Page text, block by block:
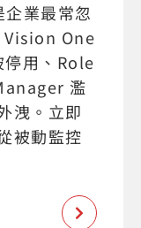
業最常忽
Vision One
用、Role
濫
洩。立即
被動監控